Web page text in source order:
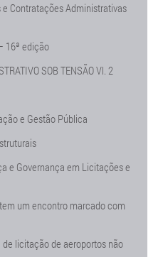
Contratações Administrativas
16ª edição
SOB TENSÃO Vl. 2
e Gestão Pública
e Governança em Licitações e
um encontro marcado com
licitação de aeroportos não